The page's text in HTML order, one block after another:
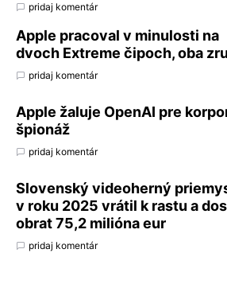
pridaj komentár
Apple pracoval v minulosti na
dvoch Extreme čipoch, oba
pridaj komentár
Apple žaluje OpenAI pre
špionáž
pridaj komentár
Slovenský videoherný
v roku 2025 vrátil k rastu a
obrat 75,2 milióna eur
pridaj komentár